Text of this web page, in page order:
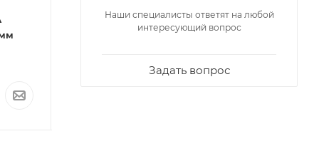
Труба ПЭ-100 ВОДА
SDR26 Ду 630х24,1 мм
Труба ПЭ-100
Наши специалисты ответят на любой
интересующий вопрос
Задать вопрос